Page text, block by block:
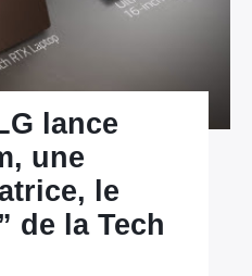
lance
une
le
de la Tech